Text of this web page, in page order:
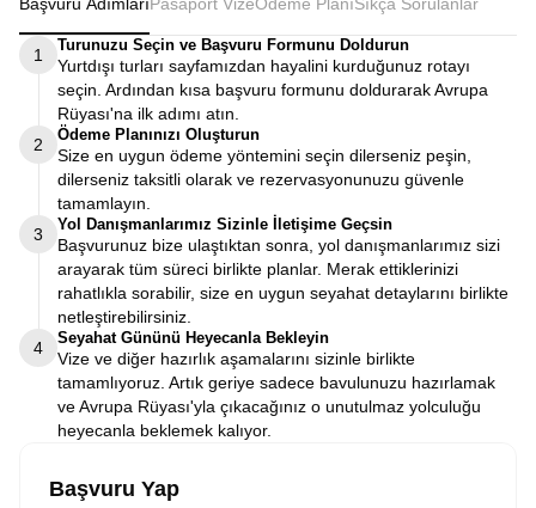
1
Turunuzu Seçin ve Başvuru Formunu Doldurun
Yurtdışı turları sayfamızdan hayalini kurduğunuz rotayı
seçin. Ardından kısa başvuru formunu doldurarak Avrupa
Rüyası'na ilk adımı atın.
2
Ödeme Planınızı Oluşturun
Size en uygun ödeme yöntemini seçin dilerseniz peşin,
dilerseniz taksitli olarak ve rezervasyonunuzu güvenle
tamamlayın.
3
Yol Danışmanlarımız Sizinle İletişime Geçsin
Başvurunuz bize ulaştıktan sonra, yol danışmanlarımız sizi
arayarak tüm süreci birlikte planlar. Merak ettiklerinizi
rahatlıkla sorabilir, size en uygun seyahat detaylarını birlikte
netleştirebilirsiniz.
4
Seyahat Gününü Heyecanla Bekleyin
Vize ve diğer hazırlık aşamalarını sizinle birlikte
tamamlıyoruz. Artık geriye sadece bavulunuzu hazırlamak
ve Avrupa Rüyası'yla çıkacağınız o unutulmaz yolculuğu
heyecanla beklemek kalıyor.
Başvuru Yap